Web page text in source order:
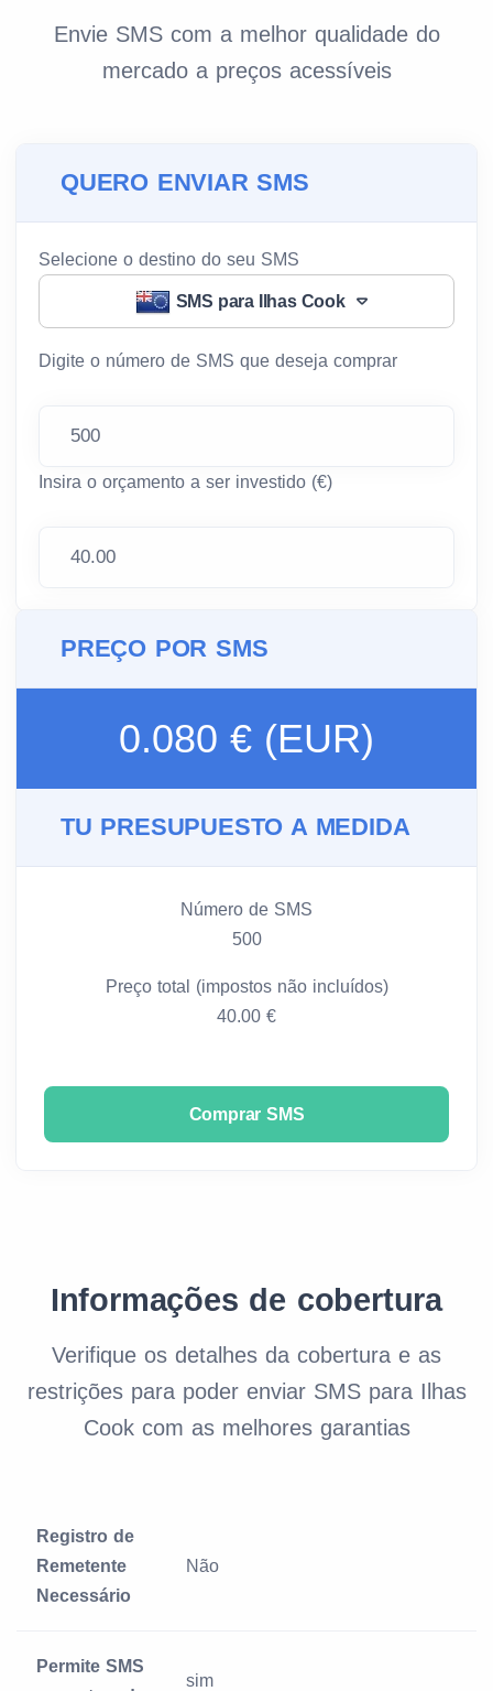
Envie SMS com a melhor qualidade do
mercado a preços acessíveis
QUERO ENVIAR SMS
Selecione o destino do seu SMS
SMS para Ilhas Cook
Digite o número de SMS que deseja comprar
Insira o orçamento a ser investido (€)
PREÇO POR SMS
0.080 € (EUR)
TU PRESUPUESTO A MEDIDA
Número de SMS
500
Preço total (impostos não incluídos)
40.00 €
Comprar SMS
Informações de cobertura
Verifique os detalhes da cobertura e as
restrições para poder enviar SMS para Ilhas
Cook com as melhores garantias
Registro de
Remetente
Necessário
Não
Permite SMS
sim